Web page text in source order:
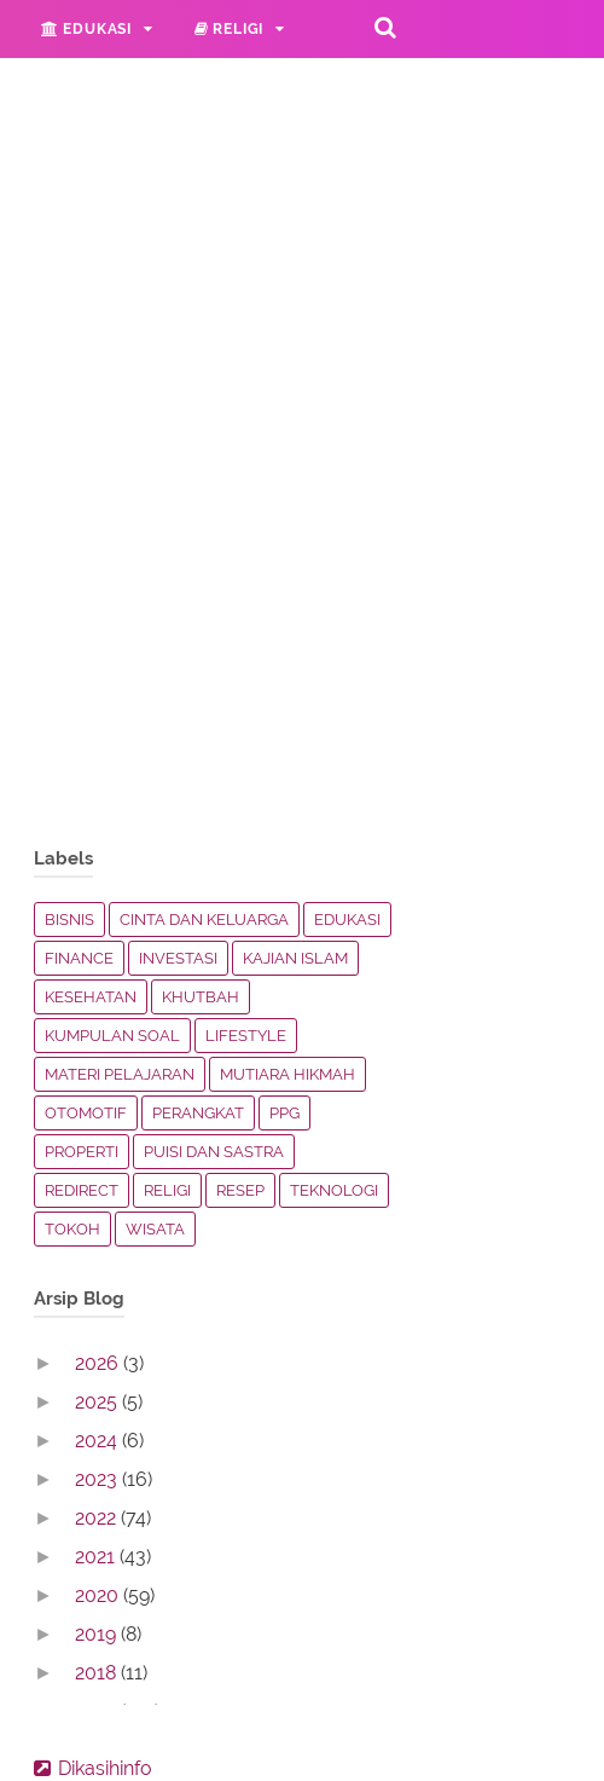
EDUKASI RELIGI
Labels
BISNIS CINTA DAN KELUARGA EDUKASI
FINANCE INVESTASI KAJIAN ISLAM
KESEHATAN KHUTBAH
KUMPULAN SOAL LIFESTYLE
MATERI PELAJARAN MUTIARA HIKMAH
OTOMOTIF PERANGKAT PPG
PROPERTI PUISI DAN SASTRA
REDIRECT RELIGI RESEP TEKNOLOGI
TOKOH WISATA
Arsip Blog
► 2026 (3)
► 2025 (5)
► 2024 (6)
► 2023 (16)
► 2022 (74)
► 2021 (43)
► 2020 (59)
► 2019 (8)
► 2018 (11)
(142)
Dikasihinfo